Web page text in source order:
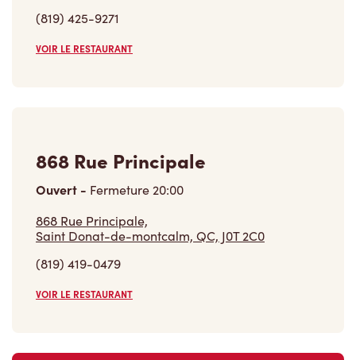
(819) 425-9271
VOIR LE RESTAURANT
868 Rue Principale
Ouvert - Fermeture20:00
868 Rue Principale,
Saint Donat-de-montcalm, QC, J0T 2C0
(819) 419-0479
VOIR LE RESTAURANT